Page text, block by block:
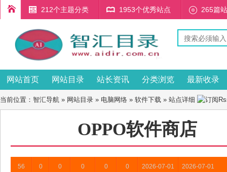
212个主题分类 1953个优秀站点 265篇
网站首页 网站目录 站长资讯 分类浏览 最新收录
当前位置： 智汇导航 » 网站目录 » 电脑网络 » 软件下载 » 站点详细
OPPO软件商店
56 0 0 0 0 0 2026-07-01 2026-07-01